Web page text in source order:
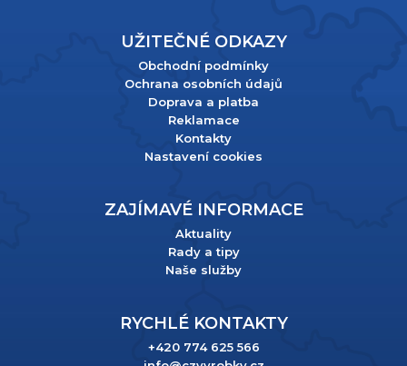
UŽITEČNÉ ODKAZY
Obchodní podmínky
Ochrana osobních údajů
Doprava a platba
Reklamace
Kontakty
Nastavení cookies
ZAJÍMAVÉ INFORMACE
Aktuality
Rady a tipy
Naše služby
RYCHLÉ KONTAKTY
+420 774 625 566